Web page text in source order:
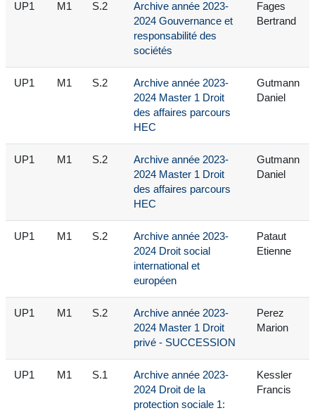
UP1 M1 S.2
Archive année 2023-
2024 Gouvernance et
responsabilité des
sociétés
Fages
Bertrand
UP1 M1 S.2
Archive année 2023-
2024 Master 1 Droit
des affaires parcours
HEC
Gutmann
Daniel
UP1 M1 S.2
Archive année 2023-
2024 Master 1 Droit
des affaires parcours
HEC
Gutmann
Daniel
UP1 M1 S.2
Archive année 2023-
2024 Droit social
international et
européen
Pataut
Etienne
UP1 M1 S.2
Archive année 2023-
2024 Master 1 Droit
privé - SUCCESSION
Perez
Marion
UP1 M1 S.1
Archive année 2023-
2024 Droit de la
protection sociale 1:
Kessler
Francis